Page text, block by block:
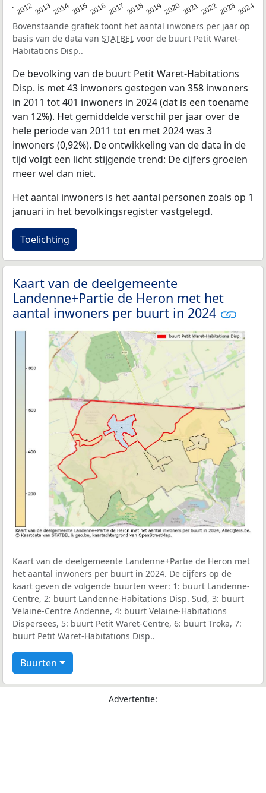
201220132014201520162017 20182019 20202021202220232024
Bovenstaande grafiek toont het aantal inwoners per jaar op
basis van de data van STATBEL voor de buurt Petit Waret-
Habitations Disp..
De bevolking van de buurt Petit Waret-Habitations
Disp. is met 43 inwoners gestegen van 358 inwoners
in 2011 tot 401 inwoners in 2024 (dat is een toename
van 12%). Het gemiddelde verschil per jaar over de
hele periode van 2011 tot en met 2024 was 3
inwoners (0,92%). De ontwikkeling van de data in de
tijd volgt een licht stijgende trend: De cijfers groeien
meer wel dan niet.
Het aantal inwoners is het aantal personen zoals op 1
januari in het bevolkingsregister vastgelegd.
Toelichting
Kaart van de deelgemeente
Landenne+Partie de Heron met het
aantal inwoners per buurt in 2024
Kaart van de deelgemeente Landenne+Partie de Heron met
het aantal inwoners per buurt in 2024. De cijfers op de
kaart geven de volgende buurten weer: 1: buurt Landenne-
Centre, 2: buurt Landenne-Habitations Disp. Sud, 3: buurt
Velaine-Centre Andenne, 4: buurt Velaine-Habitations
Dispersees, 5: buurt Petit Waret-Centre, 6: buurt Troka, 7:
buurt Petit Waret-Habitations Disp..
Buurten
Advertentie: